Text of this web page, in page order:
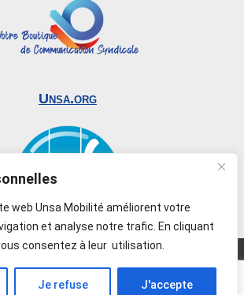
web Unsa Mobilité améliorent votre
et analyse notre trafic. En cliquant
consentez à leur utilisation.
Je refuse J'accepte
Unsa.org
Mobilité. Tous droits réservés –
interdite –
Mentions légales
CréationSy.